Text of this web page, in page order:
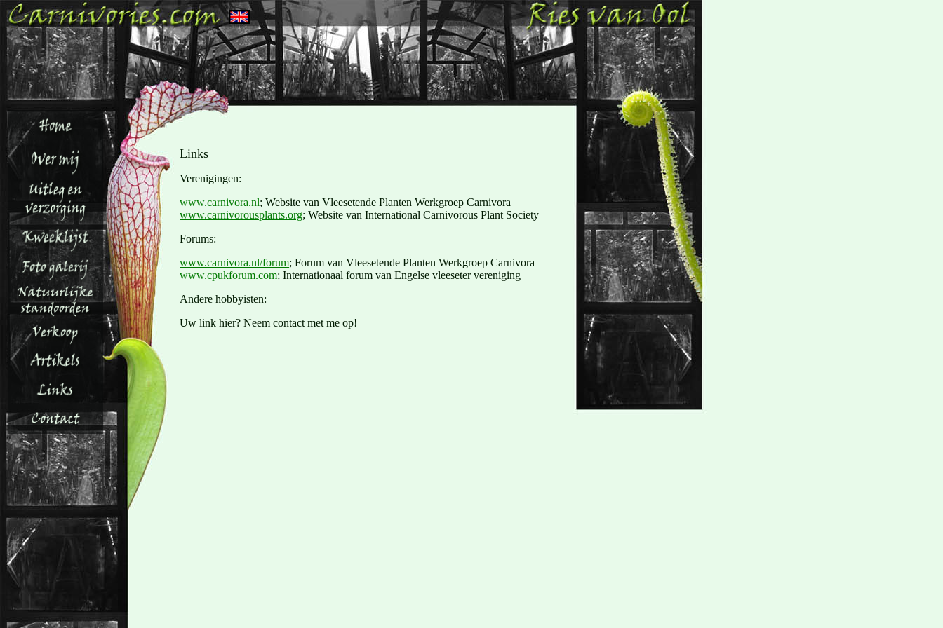
Links
Verenigingen:
www.carnivora.nl; Website van Vleesetende Planten Werkgroep Carnivora
www.carnivorousplants.org; Website van International Carnivorous Plant Society
Forums:
www.carnivora.nl/forum; Forum van Vleesetende Planten Werkgroep Carnivora
www.cpukforum.com; Internationaal forum van Engelse vleeseter vereniging
Andere hobbyisten:
Uw link hier? Neem contact met me op!